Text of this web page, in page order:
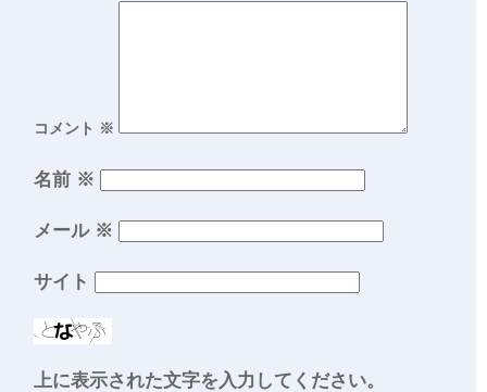
コメント ※
名前 ※
メール ※
サイト
上に表示された文字を入力してください。